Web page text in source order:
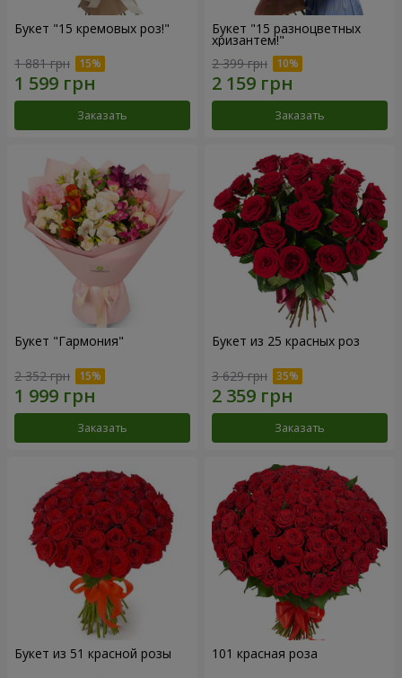
Букет "15 кремовых роз!"
1 881 грн
Заказать
Букет "15 разноцветных
хризантем!"
2 399 грн
Заказать
Букет "Гармония"
2 352 грн
Заказать
Букет из 25 красных роз
3 629 грн
Заказать
Букет из 51 красной розы 101 красная роза